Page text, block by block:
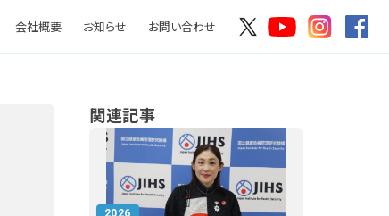
会社概要 お知らせ お問い合わせ
関連記事
2026